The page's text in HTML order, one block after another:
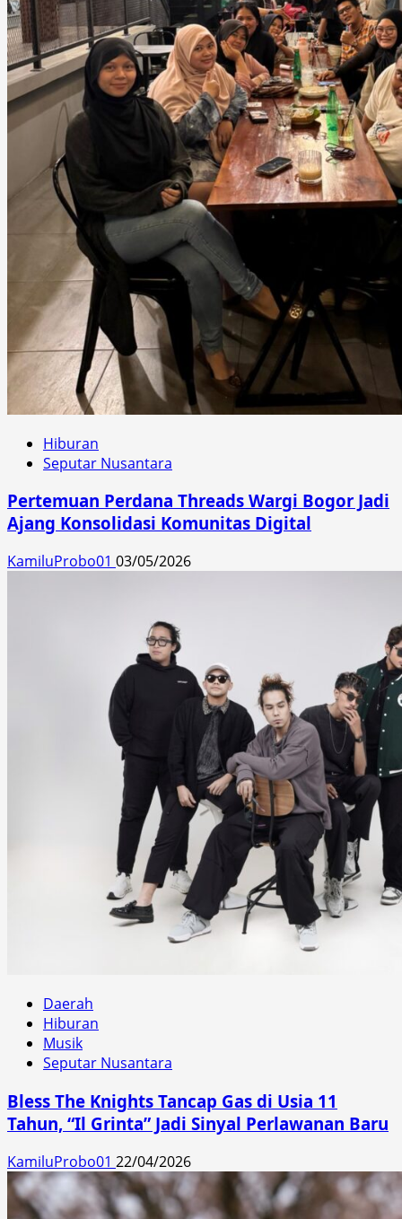
Hiburan
Seputar Nusantara
Pertemuan Perdana Threads Wargi Bogor Jadi
Ajang Konsolidasi Komunitas Digital
KamiluProbo01 03/05/2026
Daerah
Hiburan
Musik
Seputar Nusantara
Bless The Knights Tancap Gas di Usia 11
Tahun, “Il Grinta” Jadi Sinyal Perlawanan Baru
KamiluProbo01 22/04/2026